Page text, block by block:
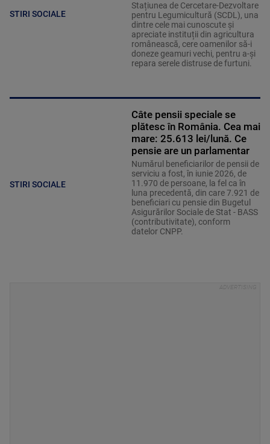
STIRI SOCIALE
Stațiunea de Cercetare-Dezvoltare
pentru Legumicultură (SCDL), una
dintre cele mai cunoscute și
apreciate instituții din agricultura
românească, cere oamenilor să-i
doneze geamuri vechi, pentru a-și
repara serele distruse de furtuni.
STIRI SOCIALE
Câte pensii speciale se
plătesc în România. Cea mai
mare: 25.613 lei/lună. Ce
pensie are un parlamentar
Numărul beneficiarilor de pensii de
serviciu a fost, în iunie 2026, de
11.970 de persoane, la fel ca în
luna precedentă, din care 7.921 de
beneficiari cu pensie din Bugetul
Asigurărilor Sociale de Stat - BASS
(contributivitate), conform
datelor CNPP.